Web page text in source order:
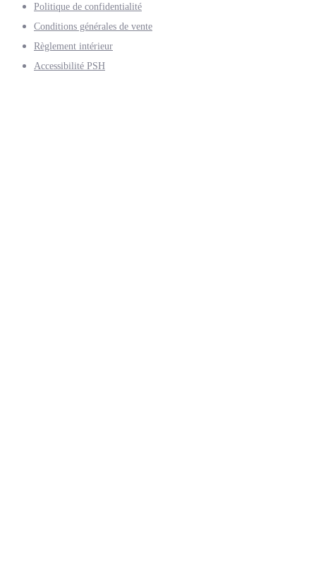
Politique de confidentialité
Conditions générales de vente
Règlement intérieur
Accessibilité PSH